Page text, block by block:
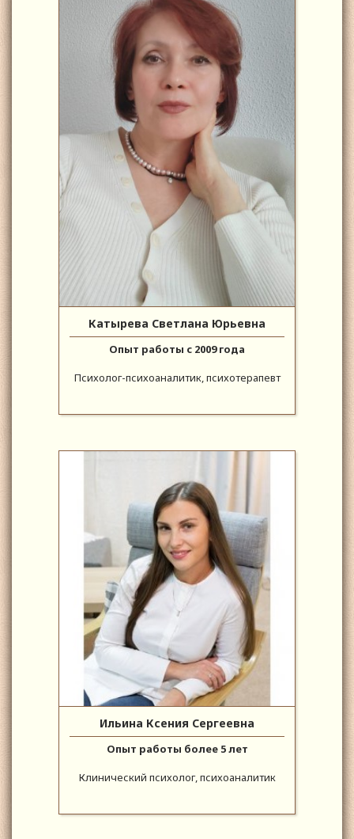
Катырева Светлана Юрьевна
Опыт работы с 2009 года
Психолог-психоаналитик, психотерапевт
Ильина Ксения Сергеевна
Опыт работы более 5 лет
Клинический психолог, психоаналитик